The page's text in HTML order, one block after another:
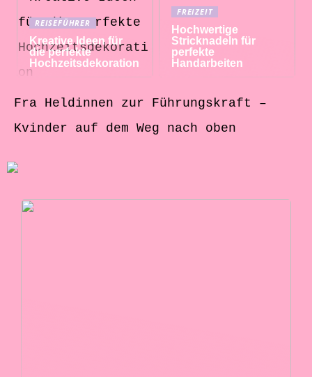
REISEFÜHRER
Kreative Ideen für
die perfekte
Hochzeitsdekoration
FREIZEIT
Hochwertige
Stricknadeln für
perfekte
Handarbeiten
Fra Heldinnen zur Führungskraft –
Kvinder auf dem Weg nach oben